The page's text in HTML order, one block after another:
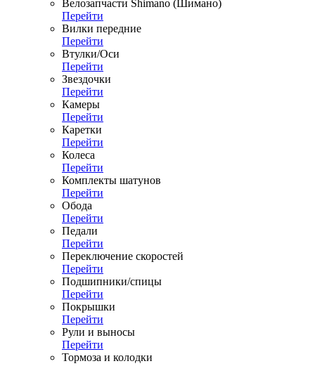
Велозапчасти Shimano (Шимано)
Перейти
Вилки передние
Перейти
Втулки/Оси
Перейти
Звездочки
Перейти
Камеры
Перейти
Каретки
Перейти
Колеса
Перейти
Комплекты шатунов
Перейти
Обода
Перейти
Педали
Перейти
Переключение скоростей
Перейти
Подшипники/спицы
Перейти
Покрышки
Перейти
Рули и выносы
Перейти
Тормоза и колодки